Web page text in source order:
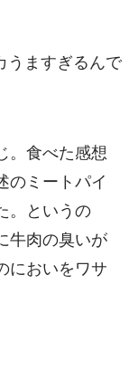
。食べた感想
のミートパイ
。というの
牛肉の臭いが
においをワサ